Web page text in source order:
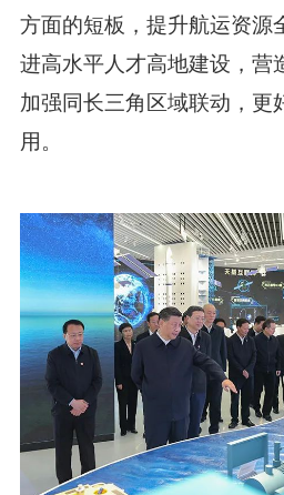
方面的短板，提升航运资源
进高水平人才高地建设，营
加强同长三角区域联动，更
用。